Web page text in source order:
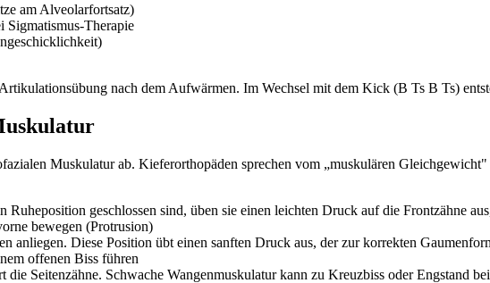
am Alveolarfortsatz)
Therapie
nach dem Aufwärmen. Im Wechsel mit dem Kick (B Ts B Ts)
Muskulatur ab. Kieferorthopäden sprechen vom „muskulären
Ruheposition geschlossen sind, üben sie einen leichten Druck auf die Frontzähne
bewegen (Protrusion)
anliegen. Diese Position übt einen sanften Druck aus, der zur korrekten
offenen Biss führen
die Seitenzähne. Schwache Wangenmuskulatur kann zu Kreuzbiss oder Engstand